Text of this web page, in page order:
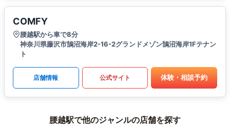
COMFY
腰越駅から車で8分
神奈川県藤沢市鵠沼海岸2-16-2グランドメゾン鵠沼海岸1Fテナン
ト
店舗情報 公式サイト 体験・相談予約
腰越駅で他のジャンルの店舗を探す